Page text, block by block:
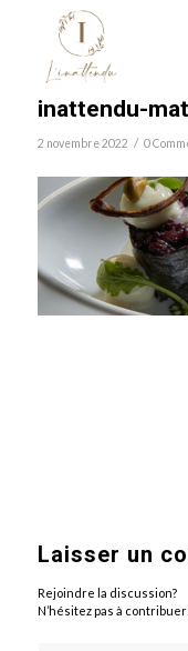
inattendu-
2 novembre 2022 / 0
Laisser un
Rejoindre la discussion?
N’hésitez pas à contribuer